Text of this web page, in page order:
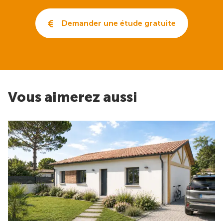
Demander une étude gratuite
Vous aimerez aussi